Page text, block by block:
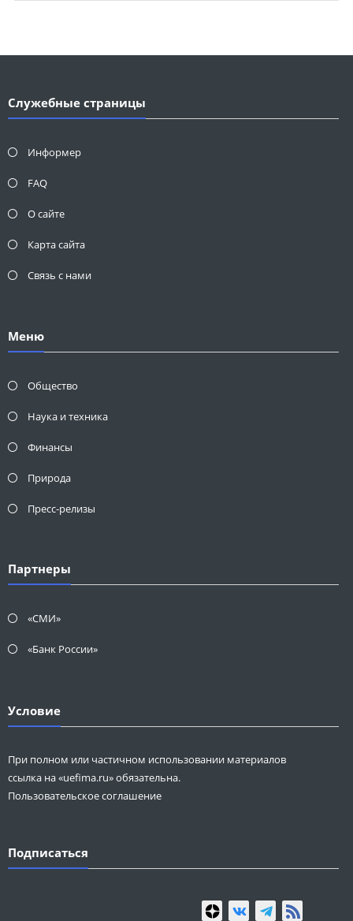
Служебные страницы
Информер
FAQ
О сайте
Карта сайта
Связь с нами
Меню
Общество
Наука и техника
Финансы
Природа
Пресс-релизы
Партнеры
«СМИ»
«Банк России»
Условие
При полном или частичном использовании материалов
ссылка на «uefima.ru» обязательна.
Пользовательское соглашение
Подписаться